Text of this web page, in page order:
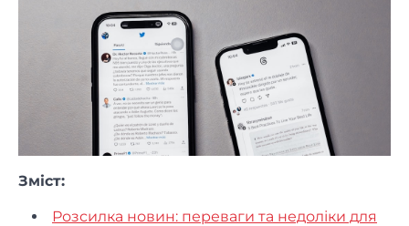
Зміст:
Розсилка новин: переваги та недоліки для